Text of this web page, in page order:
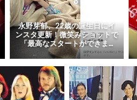
永野芽郁、22歳の誕生日にイ
ンスタ更新！微笑みショットで
「最高なスタートができま...